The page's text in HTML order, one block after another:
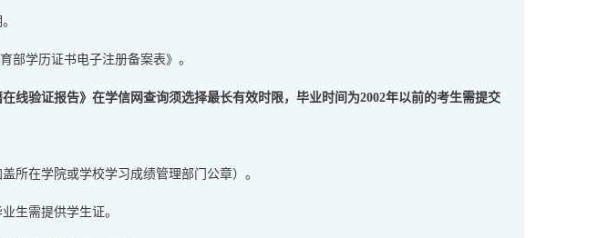
部学历证书电子注册备案表》。
线验证报告》在学信网查询须选择最长有效时限，毕业时间为2002年以前的考生需提交
所在学院或学校学习成绩管理部门公章）。
生需提供学生证。